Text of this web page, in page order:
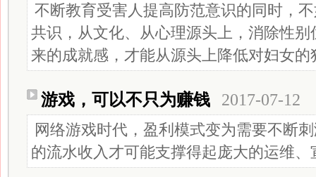
不断教育受害人提高防范意识的同时，
共识，从文化、从心理源头上，消除性
来的成就感，才能从源头上降低对妇女的
游戏，可以不只为赚钱 2017-07-12
网络游戏时代，盈利模式变为需要不断
的流水收入才可能支撑得起庞大的运维、